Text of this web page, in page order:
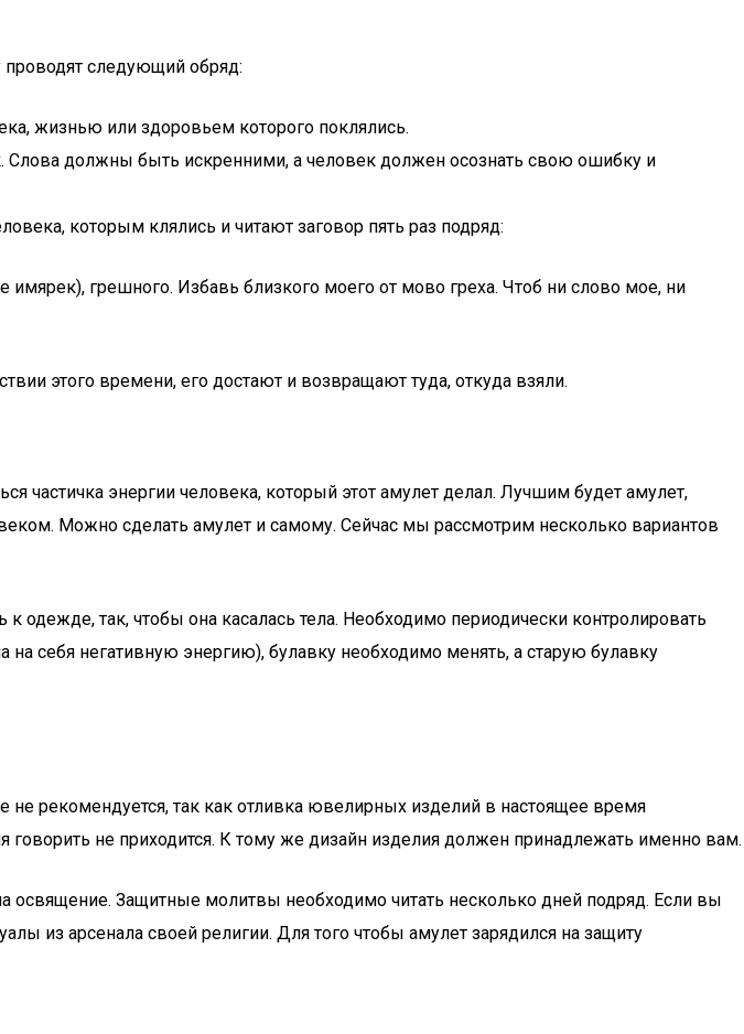
проводят следующий обряд:
жизнью или здоровьем которого поклялись.
Слова должны быть искренними, а человек должен осознать свою ошибку и
которым клялись и читают заговор пять раз подряд:
грешного. Избавь близкого моего от мово греха. Чтоб ни слово мое, ни
этого времени, его достают и возвращают туда, откуда взяли.
частичка энергии человека, который этот амулет делал. Лучшим будет амулет,
Можно сделать амулет и самому. Сейчас мы рассмотрим несколько вариантов
одежде, так, чтобы она касалась тела. Необходимо периодически контролировать
на себя негативную энергию), булавку необходимо менять, а старую булавку
рекомендуется, так как отливка ювелирных изделий в настоящее время
говорить не приходится. К тому же дизайн изделия должен принадлежать именно вам.
Защитные молитвы необходимо читать несколько дней подряд. Если вы
из арсенала своей религии. Для того чтобы амулет зарядился на защиту